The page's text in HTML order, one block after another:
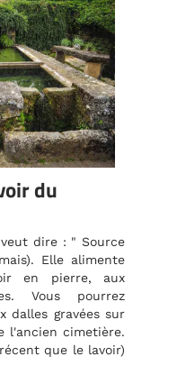
du
dire : " Source
Elle alimente
en pierre, aux
Vous pourrez
dalles gravées sur
l'ancien cimetière.
que le lavoir)